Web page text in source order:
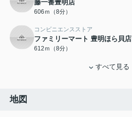
藤一番豊明店
606ｍ（8分）
コンビニエンスストア
ファミリーマート 豊明ほら貝店
612ｍ（8分）
すべて見る
地図